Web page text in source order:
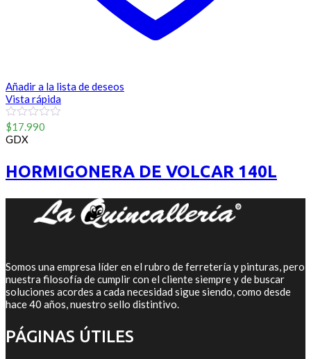
Añadir a la lista de deseos
Vista rápida
0
out
of
$17.990
GDX
HORMIGONERA DE VOLCAR 140L
Somos una empresa líder en el rubro de ferretería y pinturas, pero
nuestra filosofía de cumplir con el cliente siempre y de buscar
soluciones acordes a cada necesidad sigue siendo, como desde
hace 40 años, nuestro sello distintivo.
PÁGINAS ÚTILES